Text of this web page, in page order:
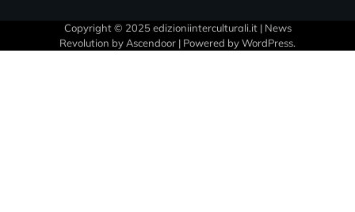
Copyright © 2025 edizioniinterculturali.it | News
Revolution byAscendoor | Powered byWordPress.